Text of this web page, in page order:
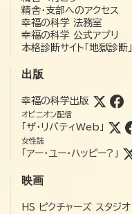
精舎・支部へのアクセス
幸福の科学 法務室
幸福の科学 公式アプリ
本格診断サイト「地獄診断」
出版
幸福の科学出版
オピニオン配信
「ザ・リバティWeb」
女性誌
「アー・ユー・ハッピー?」
映画
HS ピクチャーズ スタジオ